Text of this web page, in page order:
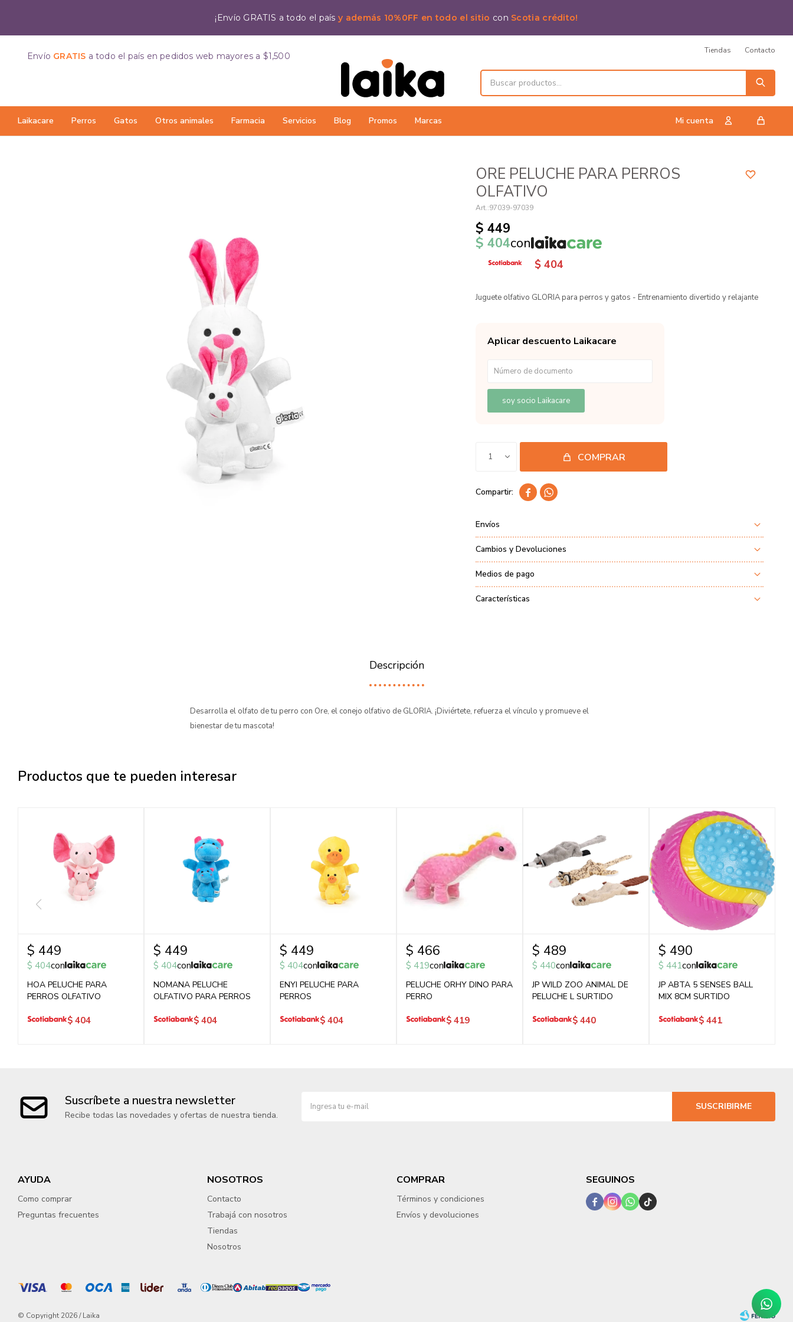
¡Envío GRATIS a todo el paísy además 10%0FF en todo el sitio con Scotia crédito!
Laikacare Perros Gatos Otros animales Farmacia Servicios Blog Promos Marcas
Envío GRATIS a todo el país en pedidos web mayores a $1,500
Tiendas Contacto
ORE PELUCHE PARA PERROS
OLFATIVO
97039-97039
$ 449
$ 404con
$ 404
Juguete olfativo GLORIA para perros y gatos - Entrenamiento divertido y relajante
Aplicar descuento Laikacare
soy socio Laikacare
1 COMPRAR
 
Envíos
Cambios y Devoluciones
Medios de pago
Características
Descripción
Desarrolla el olfato de tu perro con Ore, el conejo olfativo de GLORIA. ¡Diviértete, refuerza el vínculo y promueve el
bienestar de tu mascota!
Productos que te pueden interesar
$ 449
$ 404con
HOA PELUCHE PARA
PERROS OLFATIVO
$ 404
$ 449
$ 404con
NOMANA PELUCHE
OLFATIVO PARA PERROS
$ 404
$ 449
$ 404con
ENYI PELUCHE PARA
PERROS
$ 404
$ 466
$ 419con
PELUCHE ORHY DINO PARA
PERRO
$ 419
$ 489
$ 440con
JP WILD ZOO ANIMAL DE
PELUCHE L SURTIDO
$ 440
$ 490
$ 441con
JP ABTA 5 SENSES BALL
MIX 8CM SURTIDO
$ 441
Suscríbete a nuestra newsletter
Recibe todas las novedades y ofertas de nuestra tienda.
SUSCRIBIRME
AYUDA
Como comprar
Preguntas frecuentes
NOSOTROS
Contacto
Trabajá con nosotros
Tiendas
Nosotros
COMPRAR
Términos y condiciones
Envíos y devoluciones
SEGUINOS
   
© Copyright 2026 / Laika